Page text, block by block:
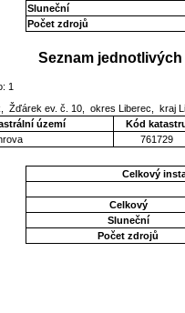
Sluneční
Počet zdrojů
Seznam
1
Žďárek ev. č. 10, okres Liberec, kraj
území
Kód
761729
Celkový
Celkový
Sluneční
Počet zdrojů